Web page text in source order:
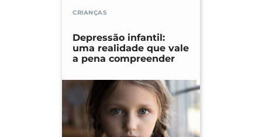
CRIANÇAS
Depressão infantil:
uma realidade que vale
a pena compreender